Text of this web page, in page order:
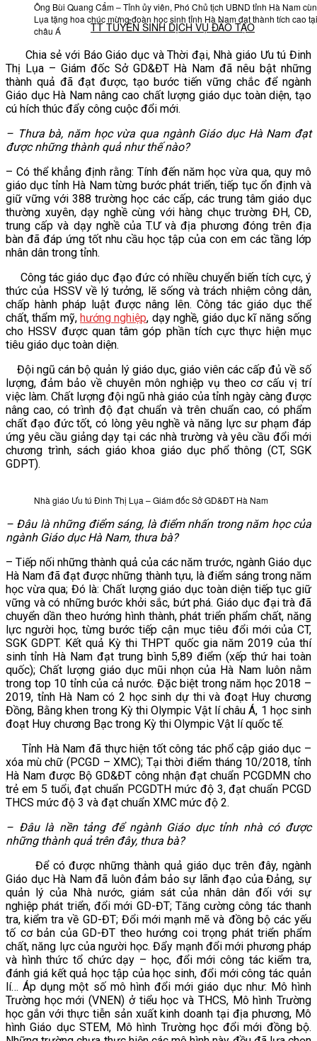
TT TUYỂN SINH DỊCH VỤ ĐÀO TẠO
NGHIÊN CỨU KHOA HỌC
VĂN BẢN
THƯ VIỆN
Ông Bùi Quang Cẩm – Tỉnh ủy viên, Phó Chủ tịch UBND tỉnh Hà Nam
Lụa tặng hoa chúc mừng đoàn học sinh tỉnh Hà Nam đạt thành tích cao
châu Á
Chia sẻ với Báo Giáo dục và Thời đại, Nhà giáo Ưu tú Đinh
Thị Lụa – Giám đốc Sở GD&ĐT Hà Nam đã nêu bật những
thành quả đã đạt được, tạo bước tiến vững chắc để ngành
Giáo dục Hà Nam nâng cao chất lượng giáo dục toàn diện, tạo
cú hích thúc đẩy công cuộc đổi mới.
– Thưa bà, năm học vừa qua ngành Giáo dục Hà Nam đạt
được những thành quả như thế nào?
– Có thể khẳng định rằng: Tính đến năm học vừa qua, quy mô
giáo dục tỉnh Hà Nam từng bước phát triển, tiếp tục ổn định và
giữ vững với 388 trường học các cấp, các trung tâm giáo dục
thường xuyên, dạy nghề cùng với hàng chục trường ĐH, CĐ,
trung cấp và dạy nghề của T.Ư và địa phương đóng trên địa
bàn đã đáp ứng tốt nhu cầu học tập của con em các tầng lớp
nhân dân trong tỉnh.
Công tác giáo dục đạo đức có nhiều chuyển biến tích cực, ý
thức của HSSV về lý tưởng, lẽ sống và trách nhiệm công dân,
chấp hành pháp luật được nâng lên. Công tác giáo dục thể
chất, thẩm mỹ,hướng nghiệp, dạy nghề, giáo dục kĩ năng sống
cho HSSV được quan tâm góp phần tích cực thực hiện mục
tiêu giáo dục toàn diện.
Đội ngũ cán bộ quản lý giáo dục, giáo viên các cấp đủ về số
lượng, đảm bảo về chuyên môn nghiệp vụ theo cơ cấu vị trí
việc làm. Chất lượng đội ngũ nhà giáo của tỉnh ngày càng được
nâng cao, có trình độ đạt chuẩn và trên chuẩn cao, có phẩm
chất đạo đức tốt, có lòng yêu nghề và năng lực sư phạm đáp
ứng yêu cầu giảng dạy tại các nhà trường và yêu cầu đổi mới
chương trình, sách giáo khoa giáo dục phổ thông (CT, SGK
GDPT).
Nhà giáo Ưu tú Đinh Thị Lụa – Giám đốc Sở GD&ĐT Hà Nam
– Đâu là những điểm sáng, là điểm nhấn trong năm học của
ngành Giáo dục Hà Nam, thưa bà?
– Tiếp nối những thành quả của các năm trước, ngành Giáo dục
Hà Nam đã đạt được những thành tựu, là điểm sáng trong năm
học vừa qua; Đó là: Chất lượng giáo dục toàn diện tiếp tục giữ
vững và có những bước khởi sắc, bứt phá. Giáo dục đại trà đã
chuyển dần theo hướng hình thành, phát triển phẩm chất, năng
lực người học, từng bước tiếp cận mục tiêu đổi mới của CT,
SGK GDPT. Kết quả Kỳ thi THPT quốc gia năm 2019 của thí
sinh tỉnh Hà Nam đạt trung bình 5,89 điểm (xếp thứ hai toàn
quốc); Chất lượng giáo dục mũi nhọn của Hà Nam luôn nằm
trong top 10 tỉnh của cả nước. Đặc biệt trong năm học 2018 –
2019, tỉnh Hà Nam có 2 học sinh dự thi và đoạt Huy chương
Đồng, Bằng khen trong Kỳ thi Olympic Vật lí châu Á, 1 học sinh
đoạt Huy chương Bạc trong Kỳ thi Olympic Vật lí quốc tế.
Tỉnh Hà Nam đã thực hiện tốt công tác phổ cập giáo dục –
xóa mù chữ (PCGD – XMC); Tại thời điểm tháng 10/2018, tỉnh
Hà Nam được Bộ GD&ĐT công nhận đạt chuẩn PCGDMN cho
trẻ em 5 tuổi, đạt chuẩn PCGDTH mức độ 3, đạt chuẩn PCGD
THCS mức độ 3 và đạt chuẩn XMC mức độ 2.
– Đâu là nền tảng để ngành Giáo dục tỉnh nhà có được
những thành quả trên đây, thưa bà?
Để có được những thành quả giáo dục trên đây, ngành
Giáo dục Hà Nam đã luôn đảm bảo sự lãnh đạo của Đảng, sự
quản lý của Nhà nước, giám sát của nhân dân đối với sự
nghiệp phát triển, đổi mới GD-ĐT; Tăng cường công tác thanh
tra, kiểm tra về GD-ĐT; Đổi mới mạnh mẽ và đồng bộ các yếu
tố cơ bản của GD-ĐT theo hướng coi trọng phát triển phẩm
chất, năng lực của người học. Đẩy mạnh đổi mới phương pháp
và hình thức tổ chức dạy – học, đổi mới công tác kiểm tra,
đánh giá kết quả học tập của học sinh, đổi mới công tác quản
lí… Áp dụng một số mô hình đổi mới giáo dục như: Mô hình
Trường học mới (VNEN) ở tiểu học và THCS, Mô hình Trường
học gắn với thực tiễn sản xuất kinh doanh tại địa phương, Mô
hình Giáo dục STEM, Mô hình Trường học đổi mới đồng bộ.